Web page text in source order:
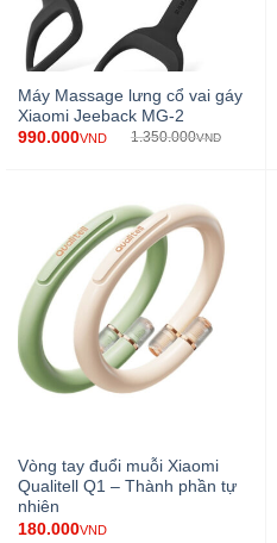
Máy Massage lưng cổ vai gáy
Xiaomi Jeeback MG-2
990.000VND 1.350.000VND
Vòng tay đuổi muỗi Xiaomi
Qualitell Q1 – Thành phần tự
nhiên
180.000VND